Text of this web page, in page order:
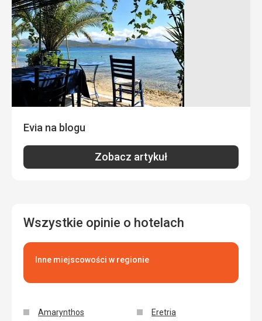
Evia na blogu
Zobacz artykuł
Wszystkie opinie o hotelach
Inne miejscowości w regionie
Amarynthos
Eretria